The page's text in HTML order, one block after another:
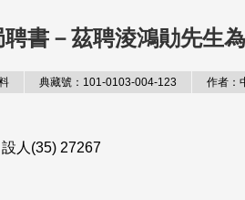
書－茲聘淩鴻勛先生
典藏號：101-0103-004-123 作者：
人(35) 27267